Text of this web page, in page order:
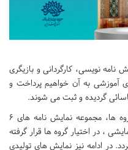
نامه ­نویسی، کارگردانی و بازیگری
آموزشی به آن خواهیم پرداخت و
گردیده و ثبت می شوند.
وی ادامه داد: پس از شناسایی و ثبت گروه­ ها، مجموعه نمایش نامه­ های 6
، در اختیار گروه­ ها قرار گرفته
در ادامه نیز نمایش­ های تولیدی